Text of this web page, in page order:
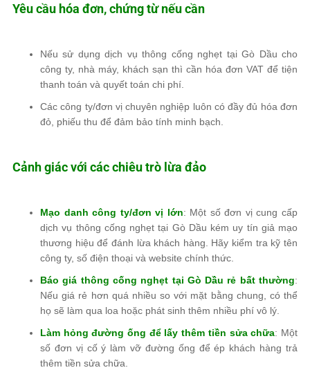
Yêu cầu hóa đơn, chứng từ nếu cần
Nếu sử dụng dịch vụ thông cống nghẹt tại Gò Dầu cho
công ty, nhà máy, khách sạn thì cần hóa đơn VAT để tiện
thanh toán và quyết toán chi phí.
Các công ty/đơn vị chuyên nghiệp luôn có đầy đủ hóa đơn
đỏ, phiếu thu để đảm bảo tính minh bạch.
Cảnh giác với các chiêu trò lừa đảo
Mạo danh công ty/đơn vị lớn: Một số đơn vị cung cấp
dịch vụ thông cống nghẹt tại Gò Dầu kém uy tín giả mạo
thương hiệu để đánh lừa khách hàng. Hãy kiểm tra kỹtên
công ty, số điện thoại và website chính thức
Báo giá thông cống nghẹt tại Gò Dầu rẻ bất thường:
Nếu giá rẻ hơn quá nhiều so với mặt bằng chung , có thể
họ sẽ làm qua loa hoặc phát sinh thêm nhiều phí vô lý
Làm hỏng đường ống để lấy thêm tiền sửa chữa: Một
số đơn vị cố ý làm vỡ đường ống để ép khách hàng trả
thêm tiền sửa chữa